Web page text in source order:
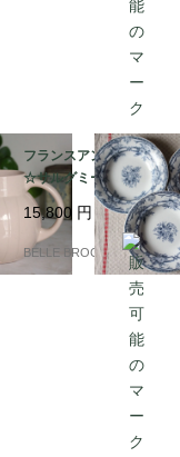
フランスアンティーク
☆サルグミーヌ スープ
皿 3枚セット SARREG
UEMINES SERES｜フ
ランス発送（到着まで2
15,800 円
BELLE BROCANTE